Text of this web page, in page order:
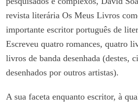
revista literária Os Meus Livros
importante escritor português de
Escreveu quatro romances, quatro
livros de banda desenhada (destes,
desenhados por outros artistas).
A sua faceta enquanto escritor, à